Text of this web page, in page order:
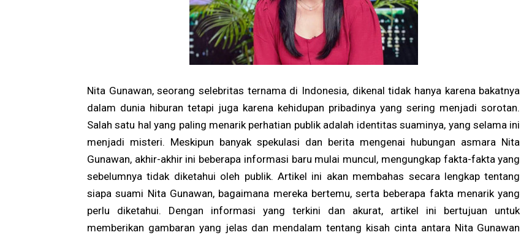
Nita Gunawan, seorang selebritas ternama di Indonesia, dikenal tidak hanya karena bakatnya
dalam dunia hiburan tetapi juga karena kehidupan pribadinya yang sering menjadi sorotan.
Salah satu hal yang paling menarik perhatian publik adalah identitas suaminya, yang selama ini
menjadi misteri. Meskipun banyak spekulasi dan berita mengenai hubungan asmara Nita
Gunawan, akhir-akhir ini beberapa informasi baru mulai muncul, mengungkap fakta-fakta yang
sebelumnya tidak diketahui oleh publik. Artikel ini akan membahas secara lengkap tentang
siapa suami Nita Gunawan, bagaimana mereka bertemu, serta beberapa fakta menarik yang
perlu diketahui. Dengan informasi yang terkini dan akurat, artikel ini bertujuan untuk
memberikan gambaran yang jelas dan mendalam tentang kisah cinta antara Nita Gunawan